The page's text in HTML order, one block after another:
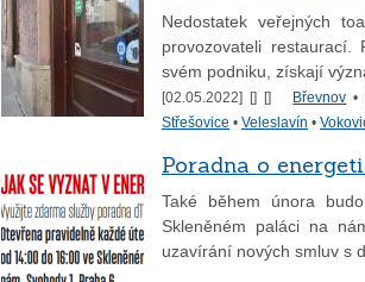
Nedostatek veřejných
provozovateli restaurací.
svém podniku, získají
[02.05.2022] [] [] Břevnov •
Střešovice • Veleslavín •
Poradna o
Také během února
Skleněném paláci na
uzavírání nových smluv s